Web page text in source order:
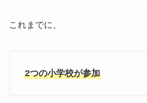
これまでに、
2つの小学校が参加